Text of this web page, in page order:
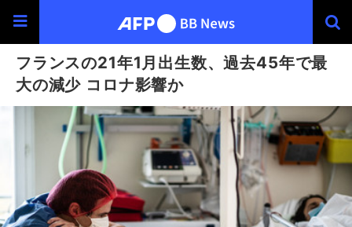
フランスの21年1月出生数、過去45年で最
大の減少 コロナ影響か